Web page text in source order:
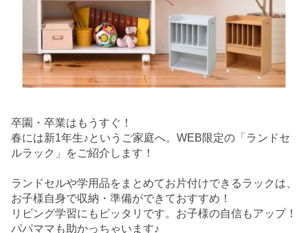
卒園・卒業はもうすぐ！
春には新1年生♪というご家庭へ。WEB限定の「ランドセ
ルラック」をご紹介します！
ランドセルや学用品をまとめてお片付けできるラックは、
お子様自身で収納・準備ができておすすめ！
リビング学習にもピッタリです。お子様の自信もアップ！
パパママも助かっちゃいます♪